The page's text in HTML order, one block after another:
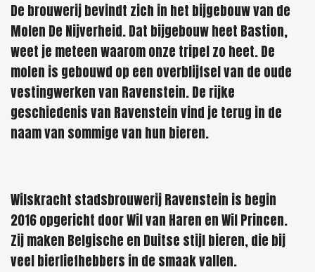
De brouwerij bevindt zich in het bijgebouw van de
Molen De Nijverheid. Dat bijgebouw heet Bastion,
weet je meteen waarom onze tripel zo heet. De
molen is gebouwd op een overblijfsel van de oude
vestingwerken van Ravenstein. De rijke
geschiedenis van Ravenstein vind je terug in de
naam van sommige van hun bieren.
Wilskracht stadsbrouwerij Ravenstein is begin
2016 opgericht door Wil van Haren en Wil Princen.
Zij maken Belgische en Duitse stijl bieren, die bij
veel bierliefhebbers in de smaak vallen.